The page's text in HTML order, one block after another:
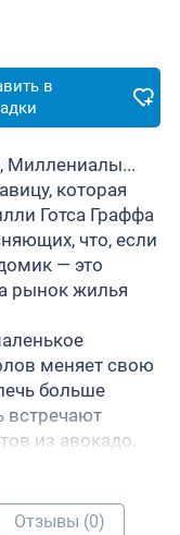
в
Миллениалы...
которая
Готса Граффа
что, если
— это
рынок жилья
меняет свою
больше
встречают
из авокадо.
Отзывы (0)